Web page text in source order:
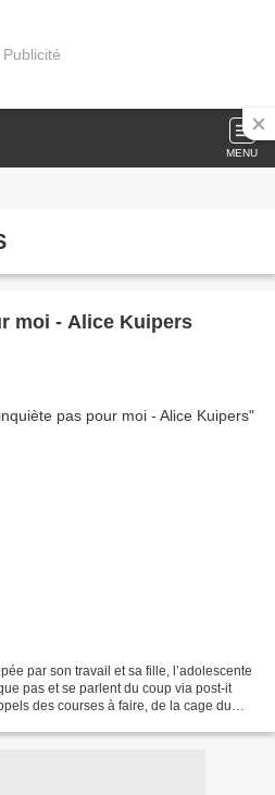
Publicité
MENU
moi - Alice Kuipers
par son travail et sa fille, l’adolescente
pas et se parlent du coup via post-it
des courses à faire, de la cage du